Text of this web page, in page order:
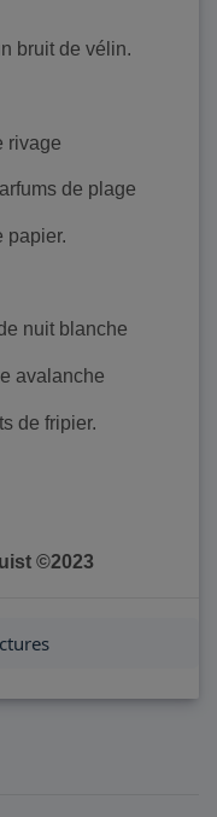
bruit de vélin.
rivage
de plage
papier.
nuit blanche
avalanche
de fripier.
©2023